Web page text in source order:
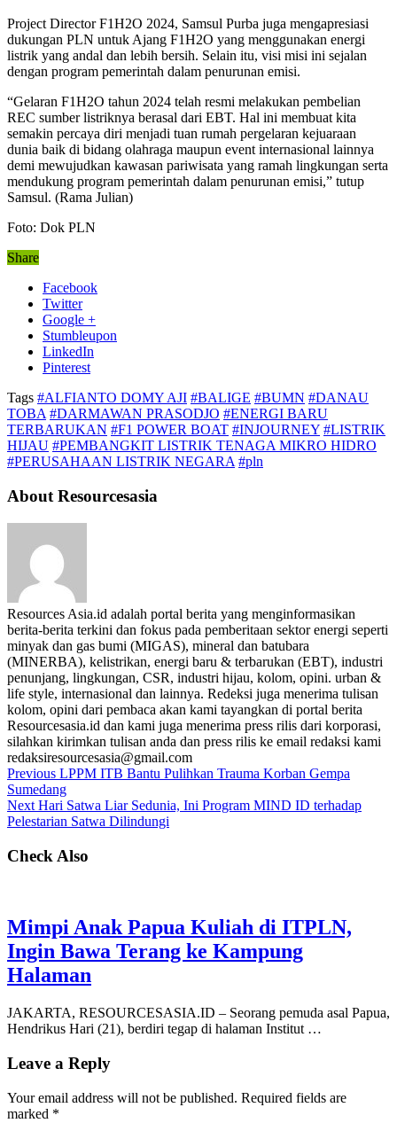
Project Director F1H2O 2024, Samsul Purba juga mengapresiasi
dukungan PLN untuk Ajang F1H2O yang menggunakan energi
listrik yang andal dan lebih bersih. Selain itu, visi misi ini sejalan
dengan program pemerintah dalam penurunan emisi.
“Gelaran F1H2O tahun 2024 telah resmi melakukan pembelian
REC sumber listriknya berasal dari EBT. Hal ini membuat kita
semakin percaya diri menjadi tuan rumah pergelaran kejuaraan
dunia baik di bidang olahraga maupun event internasional lainnya
demi mewujudkan kawasan pariwisata yang ramah lingkungan serta
mendukung program pemerintah dalam penurunan emisi,” tutup
Samsul. (Rama Julian)
Foto: Dok PLN
Share
Facebook
Twitter
Google +
Stumbleupon
LinkedIn
Pinterest
Tags #ALFIANTO DOMY AJI #BALIGE #BUMN #DANAU
TOBA #DARMAWAN PRASODJO #ENERGI BARU
TERBARUKAN #F1 POWER BOAT #INJOURNEY #LISTRIK
HIJAU #PEMBANGKIT LISTRIK TENAGA MIKRO HIDRO
#PERUSAHAAN LISTRIK NEGARA #pln
About Resourcesasia
Resources Asia.id adalah portal berita yang menginformasikan
berita-berita terkini dan fokus pada pemberitaan sektor energi seperti
minyak dan gas bumi (MIGAS), mineral dan batubara
(MINERBA), kelistrikan, energi baru & terbarukan (EBT), industri
penunjang, lingkungan, CSR, industri hijau, kolom, opini. urban &
life style, internasional dan lainnya. Redeksi juga menerima tulisan
kolom, opini dari pembaca akan kami tayangkan di portal berita
Resourcesasia.id dan kami juga menerima press rilis dari korporasi,
silahkan kirimkan tulisan anda dan press rilis ke email redaksi kami
redaksiresourcesasia@gmail.com
Previous LPPM ITB Bantu Pulihkan Trauma Korban Gempa
Sumedang
Next Hari Satwa Liar Sedunia, Ini Program MIND ID terhadap
Pelestarian Satwa Dilindungi
Check Also
Mimpi Anak Papua Kuliah di ITPLN,
Ingin Bawa Terang ke Kampung
Halaman
JAKARTA, RESOURCESASIA.ID – Seorang pemuda asal Papua,
Hendrikus Hari (21), berdiri tegap di halaman Institut …
Leave a Reply
Your email address will not be published. Required fields are
marked *